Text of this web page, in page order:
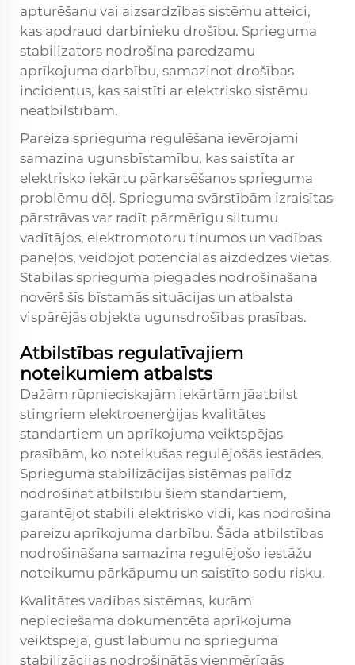
apturēšanu vai aizsardzības sistēmu atteici,
kas apdraud darbinieku drošību. Sprieguma
stabilizators nodrošina paredzamu
aprīkojuma darbību, samazinot drošības
incidentus, kas saistīti ar elektrisko sistēmu
neatbilstībām.
Pareiza sprieguma regulēšana ievērojami
samazina ugunsbīstamību, kas saistīta ar
elektrisko iekārtu pārkarsēšanos sprieguma
problēmu dēļ. Sprieguma svārstībām izraisītas
pārstrāvas var radīt pārmērīgu siltumu
vadītājos, elektromotoru tinumos un vadības
paneļos, veidojot potenciālas aizdedzes vietas.
Stabilas sprieguma piegādes nodrošināšana
novērš šīs bīstamās situācijas un atbalsta
vispārējās objekta ugunsdrošības prasības.
Atbilstības regulatīvajiem
noteikumiem atbalsts
Dažām rūpnieciskajām iekārtām jāatbilst
stingriem elektroenerģijas kvalitātes
standartiem un aprīkojuma veiktspējas
prasībām, ko noteikušas regulējošās iestādes.
Sprieguma stabilizācijas sistēmas palīdz
nodrošināt atbilstību šiem standartiem,
garantējot stabili elektrisko vidi, kas nodrošina
pareizu aprīkojuma darbību. Šāda atbilstības
nodrošināšana samazina regulējošo iestāžu
noteikumu pārkāpumu un saistīto sodu risku.
Kvalitātes vadības sistēmas, kurām
nepieciešama dokumentēta aprīkojuma
veiktspēja, gūst labumu no sprieguma
stabilizācijas nodrošinātās vienmērīgās